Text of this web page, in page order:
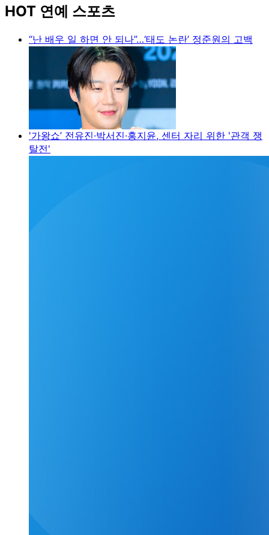
HOT 연예 스포츠
“난 배우 일 하면 안 되나”…‘태도 논란’ 정준원의 고백
'가왕쇼’ 전유진·박서진·홍지윤, 센터 자리 위한 '관객 쟁
탈전'